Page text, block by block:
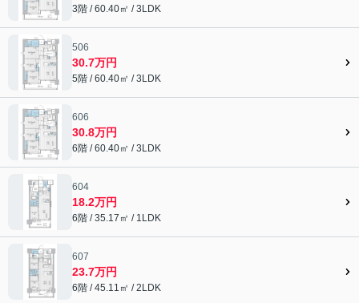
3階 / 60.40㎡ / 3LDK
506
30.7万円
5階 / 60.40㎡ / 3LDK
606
30.8万円
6階 / 60.40㎡ / 3LDK
604
18.2万円
6階 / 35.17㎡ / 1LDK
607
23.7万円
6階 / 45.11㎡ / 2LDK